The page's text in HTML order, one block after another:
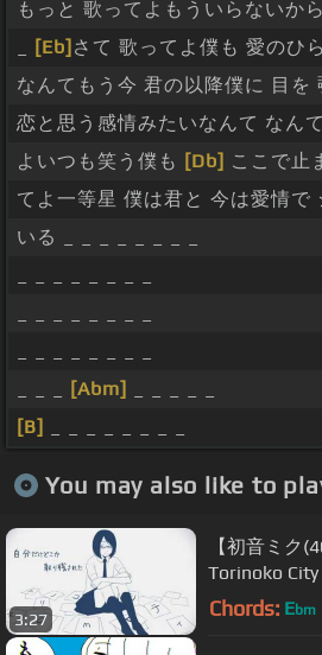
もっと 歌ってよもういらないか
[Eb] さて 歌ってよ僕も 愛のひ
なんてもう今 君の以降僕に 目を
恋と思う感情みたいなんて なん
よいつも笑う僕も [Db] ここで止
てよ一等星 僕は君と 今は愛情で
いる _ _ _ _ _ _ _ _
[Abm]
[B]
You may also like to
3:27
【初音ミク
Torinoko City
Chords: Ebm